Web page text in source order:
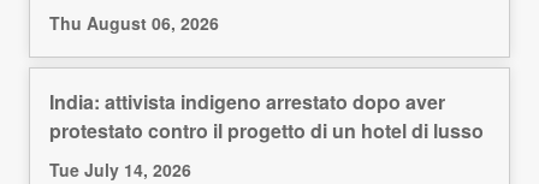
Thu August 06, 2026
India: attivista indigeno arrestato dopo aver
protestato contro il progetto di un hotel di lusso
Tue July 14, 2026